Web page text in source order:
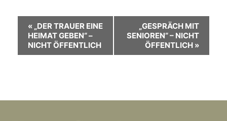
n
« „DER TRAUER EINE
HEIMAT GEBEN“ –
NICHT ÖFFENTLICH
„GESPRÄCH MIT
SENIOREN“ – NICHT
ÖFFENTLICH »